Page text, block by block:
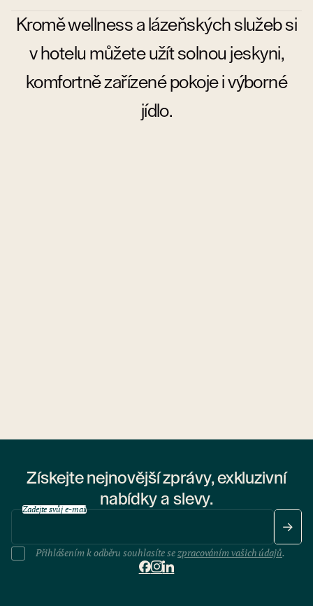
Kromě wellness a lázeňských služeb si
v hotelu můžete užít solnou jeskyni,
komfortně zařízené pokoje i výborné
jídlo.
Získejte nejnovější zprávy, exkluzivní
nabídky a slevy.
Zadejte svůj e-mail
Přihlášením k odběru souhlasíte sezpracováním vašich údajů.